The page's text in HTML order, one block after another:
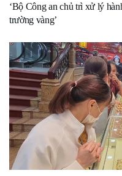
‘Bộ Công an chủ trì xử lý
trường vàng’